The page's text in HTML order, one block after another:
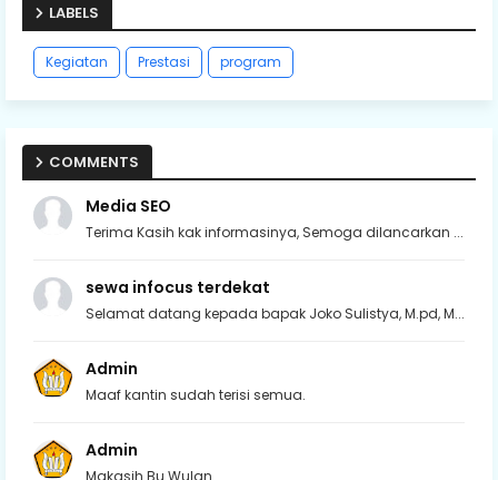
LABELS
Kegiatan Prestasi program
COMMENTS
Media SEO
Terima Kasih kak informasinya, Semoga dilancarkan ...
sewa infocus terdekat
Selamat datang kepada bapak Joko Sulistya, M.pd, M...
Admin
Maaf kantin sudah terisi semua.
Admin
Makasih Bu Wulan